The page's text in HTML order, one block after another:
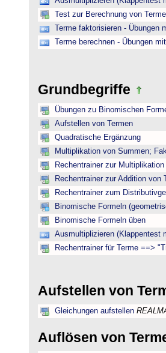
Test zur Berechnung von
Terme faktorisieren - Übungen
Terme berechnen - Übungen
Grundbegriffe
Übungen zu Binomischen
Aufstellen von Termen
Quadratische Ergänzung
Multiplikation von Summen;
Rechentrainer zur
Rechentrainer zur Addition
Rechentrainer zum
Binomische Formeln
Binomische Formeln üben
Ausmultiplizieren (Klappentest
Rechentrainer für Terme ==>
Aufstellen von
Gleichungen aufstellen
Auflösen von